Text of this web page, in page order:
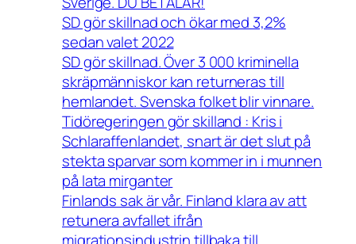
SD gör skillnad och ökar med 3,2%
sedan valet 2022
SD gör skillnad. Över 3 000 kriminella
skräpmänniskor kan returneras till
hemlandet. Svenska folket blir vinnare.
Tidöregeringen gör skilland : Kris i
Schlaraffenlandet, snart är det slut på
stekta sparvar som kommer in i munnen
på lata mirganter
Finlands sak är vår. Finland klara av att
retunera avfallet ifrån